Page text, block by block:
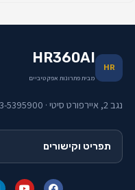
HR
HR360AI
מבית פתרונות אפקטיביים
נגב 2, איירפורט סיטי · 03-5395900 · INFO@ESG.CO.IL
תפריט וקישורים